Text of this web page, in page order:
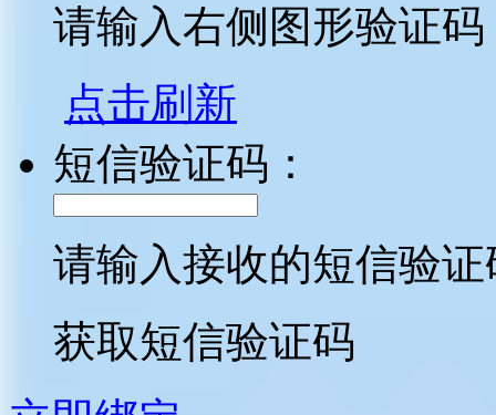
请输入右侧图形验证码
点击刷新
短信验证码：
请输入接收的短信验证
获取短信验证码